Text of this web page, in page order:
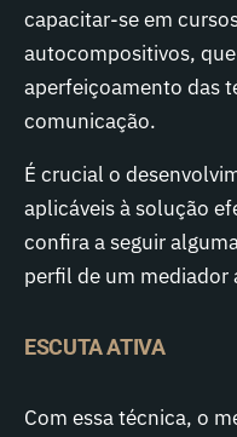
capacitar-se em
autocompositivos,
aperfeiçoamento das
comunicação.
É crucial o
aplicáveis à solução
confira a seguir
perfil de um
ESCUTA ATIVA
Com essa técnica, o